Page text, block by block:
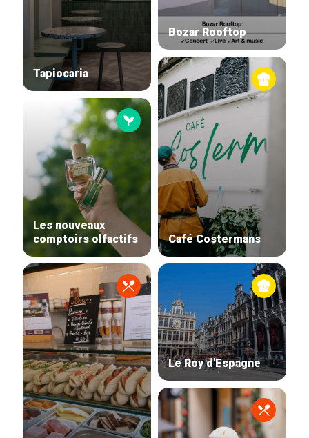
Home
Our top picks
Neighborhoods
Blog
Tops 10
Brussels Knowhow
About us
Tapiocaria
Bozar Rooftop
Café Costermans
Les nouveaux
comptoirs olfactifs
Le Roy d'Espagne